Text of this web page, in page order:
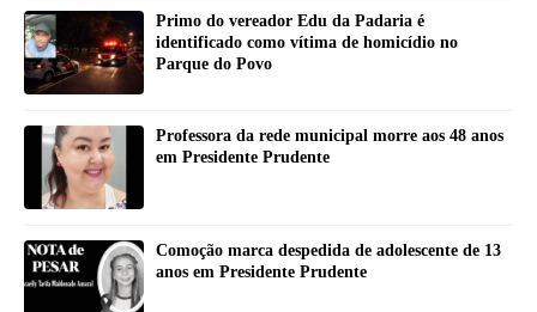
Primo do vereador Edu da Padaria é
identificado como vítima de homicídio no
Parque do Povo
Professora da rede municipal morre aos 48 anos
em Presidente Prudente
Comoção marca despedida de adolescente de 13
anos em Presidente Prudente